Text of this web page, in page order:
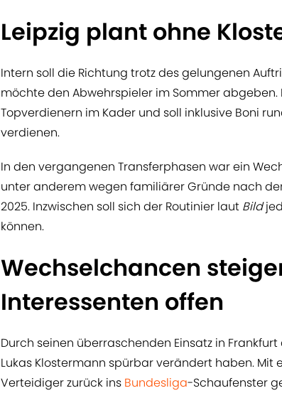
Leipzig plant ohne
Intern soll die Richtung trotz des gelungenen
möchte den Abwehrspieler im Sommer abgeben.
Topverdienern im Kader und soll inklusive Boni
verdienen.
In den vergangenen Transferphasen war ein
unter anderem wegen familiärer Gründe nach
2025. Inzwischen soll sich der Routinier laut Bild
können.
Wechselchancen
Interessenten offen
Durch seinen überraschenden Einsatz in
Lukas Klostermann spürbar verändert haben. Mit
Verteidiger zurück ins Bundesliga-Schaufenster